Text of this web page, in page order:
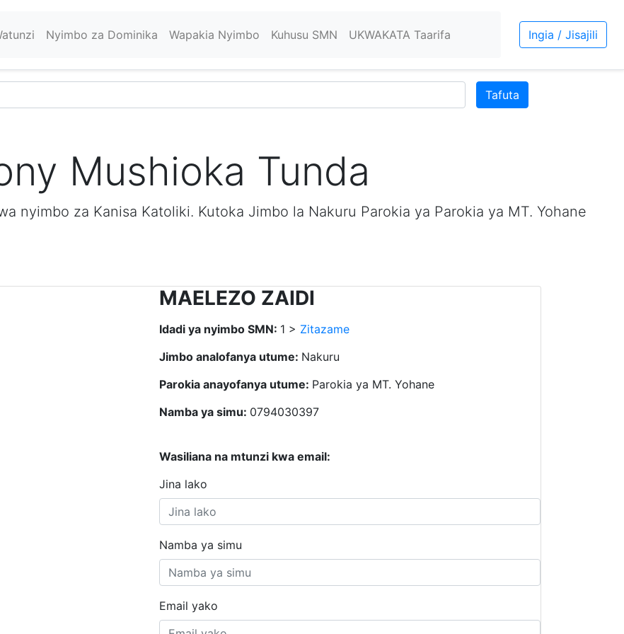
Nyimbo za Dominika Wapakia Nyimbo Kuhusu SMN UKWAKATA Taarifa Ingia / Jisajili
Tafuta
Mushioka Tunda
nyimbo za Kanisa Katoliki. Kutoka Jimbo la Nakuru Parokia ya Parokia ya MT. Yohane
MAELEZO ZAIDI
Idadi ya nyimbo SMN: 1 > Zitazame
Jimbo analofanya utume: Nakuru
Parokia anayofanya utume: Parokia ya MT. Yohane
Namba ya simu: 0794030397
Wasiliana na mtunzi kwa email:
Jina lako
Namba ya simu
Email yako